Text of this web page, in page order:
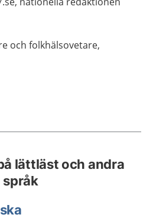
och folkhälsovetare,
lättläst och andra
språk